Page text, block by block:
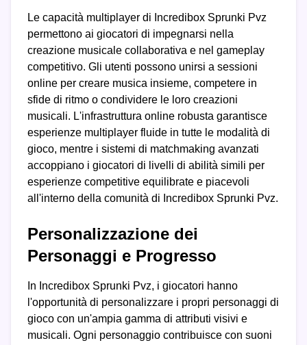
Le capacità multiplayer di Incredibox Sprunki Pvz
permettono ai giocatori di impegnarsi nella
creazione musicale collaborativa e nel gameplay
competitivo. Gli utenti possono unirsi a sessioni
online per creare musica insieme, competere in
sfide di ritmo o condividere le loro creazioni
musicali. L'infrastruttura online robusta garantisce
esperienze multiplayer fluide in tutte le modalità di
gioco, mentre i sistemi di matchmaking avanzati
accoppiano i giocatori di livelli di abilità simili per
esperienze competitive equilibrate e piacevoli
all'interno della comunità di Incredibox Sprunki Pvz.
Personalizzazione dei
Personaggi e Progresso
In Incredibox Sprunki Pvz, i giocatori hanno
l'opportunità di personalizzare i propri personaggi di
gioco con un'ampia gamma di attributi visivi e
musicali. Ogni personaggio contribuisce con suoni